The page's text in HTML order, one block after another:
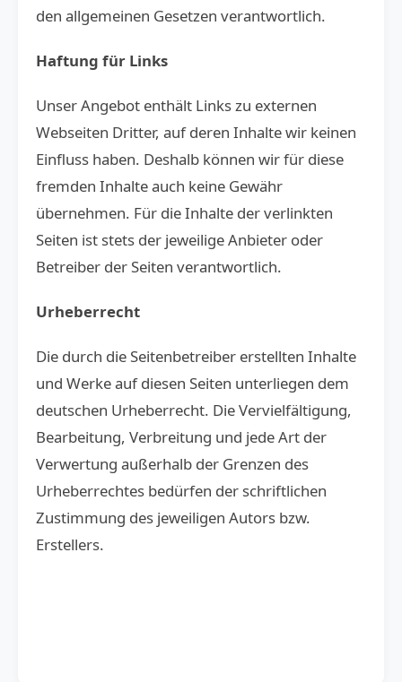
den allgemeinen Gesetzen verantwortlich.
Haftung für Links
Unser Angebot enthält Links zu externen
Webseiten Dritter, auf deren Inhalte wir keinen
Einfluss haben. Deshalb können wir für diese
fremden Inhalte auch keine Gewähr
übernehmen. Für die Inhalte der verlinkten
Seiten ist stets der jeweilige Anbieter oder
Betreiber der Seiten verantwortlich.
Urheberrecht
Die durch die Seitenbetreiber erstellten Inhalte
und Werke auf diesen Seiten unterliegen dem
deutschen Urheberrecht. Die Vervielfältigung,
Bearbeitung, Verbreitung und jede Art der
Verwertung außerhalb der Grenzen des
Urheberrechtes bedürfen der schriftlichen
Zustimmung des jeweiligen Autors bzw.
Erstellers.